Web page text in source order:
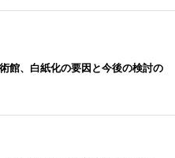
館、白紙化の要因と今後の検討の